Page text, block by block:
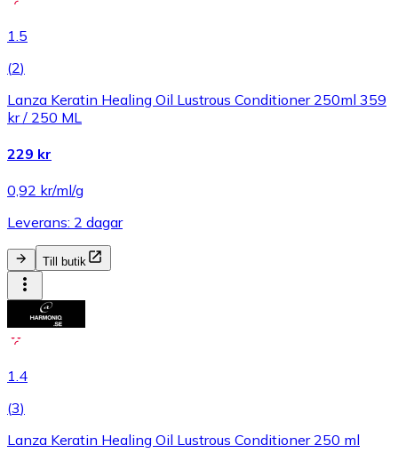
1.5
(2)
Lanza Keratin Healing Oil Lustrous Conditioner 250ml 359
kr / 250 ML
229 kr
0,92 kr/ml/g
Leverans: 2 dagar
Till butik
1.4
(3)
Lanza Keratin Healing Oil Lustrous Conditioner 250 ml